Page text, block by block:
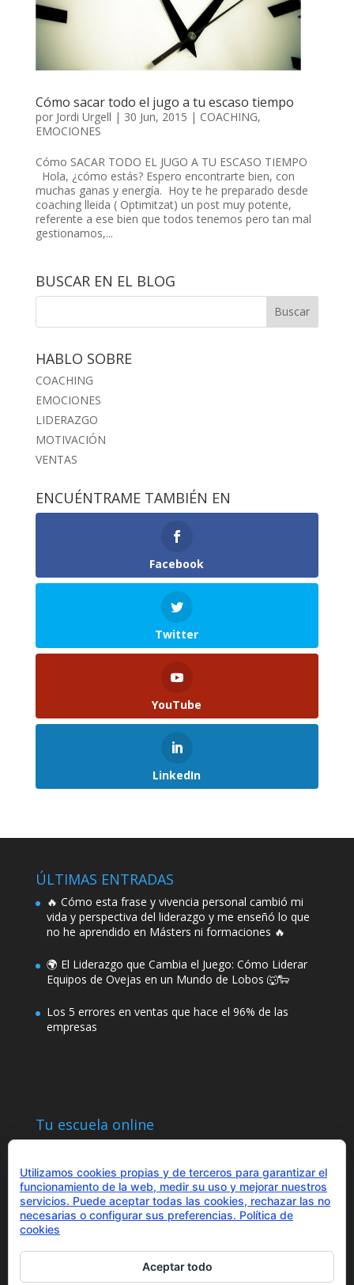
Cómo sacar todo el jugo a tu escaso tiempo
por Jordi Urgell | 30 Jun, 2015 | COACHING,
EMOCIONES
Cómo SACAR TODO EL JUGO A TU ESCASO TIEMPO
Hola, ¿cómo estás? Espero encontrarte bien, con
muchas ganas y energía. Hoy te he preparado desde
coaching lleida ( Optimitzat) un post muy potente,
referente a ese bien que todos tenemos pero tan mal
gestionamos,...
BUSCAR EN EL BLOG
HABLO SOBRE
COACHING
EMOCIONES
LIDERAZGO
MOTIVACIÓN
VENTAS
ENCUÉNTRAME TAMBIÉN EN
Facebook
Twitter
YouTube
LinkedIn
ÚLTIMAS ENTRADAS
🔥 Cómo esta frase y vivencia personal cambió mi
vida y perspectiva del liderazgo y me enseñó lo que
no he aprendido en Másters ni formaciones 🔥
🌍 El Liderazgo que Cambia el Juego: Cómo Liderar
Equipos de Ovejas en un Mundo de Lobos 🐺🐑
Los 5 errores en ventas que hace el 96% de las
empresas
Tu escuela online
¿Hablamos?
Utilizamos cookies propias y de terceros para garantizar el
funcionamiento de la web, medir su uso y mejorar nuestros
servicios. Puede aceptar todas las cookies, rechazar las no
necesarias o configurar sus preferencias. Política de
cookies
Aceptar todo